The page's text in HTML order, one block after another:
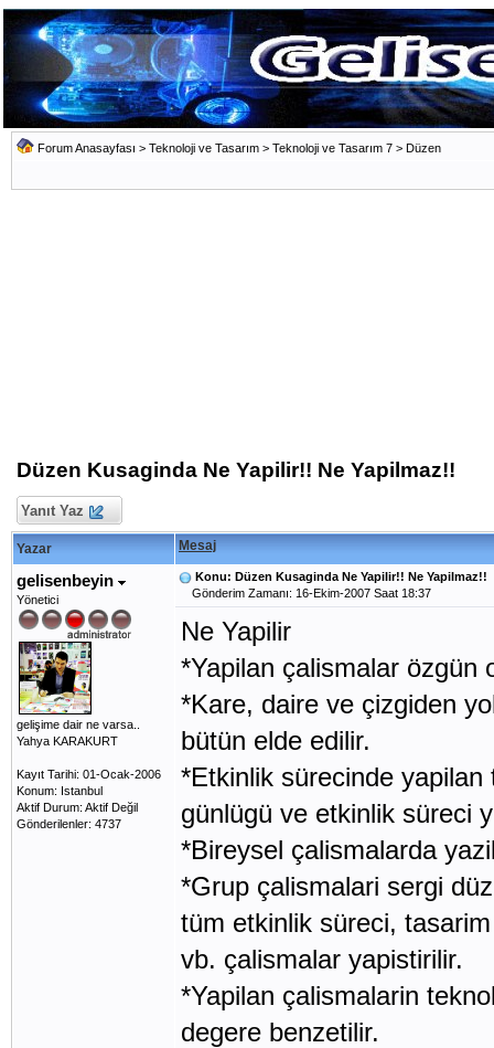
Forum Anasayfası > Teknoloji ve Tasarım > Teknoloji ve Tasarım 7 > Düzen
Düzen Kusaginda Ne Yapilir!! Ne Yapilmaz!!
Yanıt Yaz
Yazar Mesaj
gelisenbeyin
Yönetici
gelişime dair ne varsa..
Yahya KARAKURT
Kayıt Tarihi: 01-Ocak-2006
Konum: Istanbul
Aktif Durum: Aktif Değil
Gönderilenler: 4737
Konu: Düzen Kusaginda Ne Yapilir!! Ne Yapilmaz!!
Gönderim Zamanı: 16-Ekim-2007 Saat 18:37
Ne Yapilir
*Yapilan çalismalar özgün
*Kare, daire ve çizgiden
bütün elde edilir.
*Etkinlik sürecinde
günlügü ve etkinlik süreci
*Bireysel çalismalarda
*Grup çalismalari sergi
tüm etkinlik süreci,
vb. çalismalar yapistirilir.
*Yapilan çalismalarin
degere benzetilir.